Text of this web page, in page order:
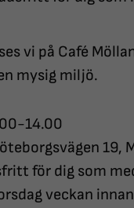
vi på Café
mysig miljö.
14.00
19,
för dig som
veckan